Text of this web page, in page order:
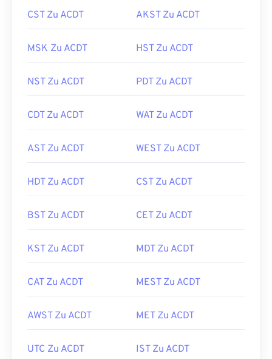
CST Zu ACDT AKST Zu ACDT
MSK Zu ACDT HST Zu ACDT
NST Zu ACDT PDT Zu ACDT
CDT Zu ACDT WAT Zu ACDT
AST Zu ACDT WEST Zu ACDT
HDT Zu ACDT CST Zu ACDT
BST Zu ACDT CET Zu ACDT
KST Zu ACDT MDT Zu ACDT
CAT Zu ACDT MEST Zu ACDT
AWST Zu ACDT MET Zu ACDT
UTC Zu ACDT IST Zu ACDT